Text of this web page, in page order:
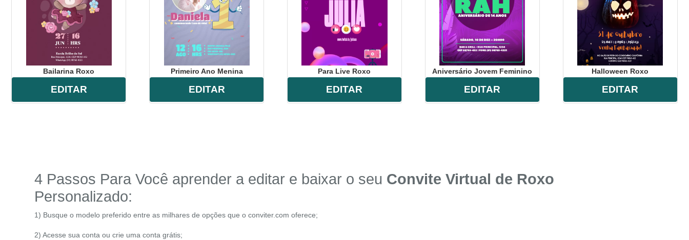
Bailarina Roxo
EDITAR
Primeiro Ano Menina
EDITAR
Para Live Roxo
EDITAR
Aniversário Jovem Feminino
EDITAR
Halloween Roxo
EDITAR
4 Passos Para Você aprender a editar e baixar o seu Convite Virtual de Roxo
Personalizado:
1) Busque o modelo preferido entre as milhares de opções que o conviter.com oferece;
2) Acesse sua conta ou crie uma conta grátis;